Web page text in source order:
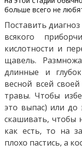
больше всего не
Поставить
всякого
кислотности и
щавель.
длинные и
весной всей
травы. Чтобы
это выпас) или до
скашивать, чтобы
как есть, то на
плохо пастись, а